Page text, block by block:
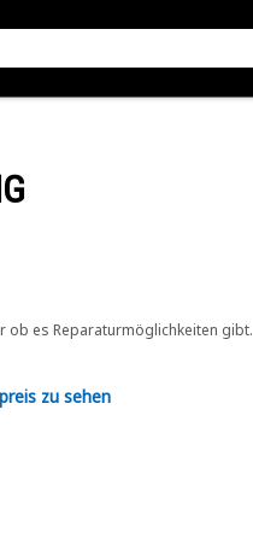
ob es Reparaturmöglichkeiten gibt.
zu sehen